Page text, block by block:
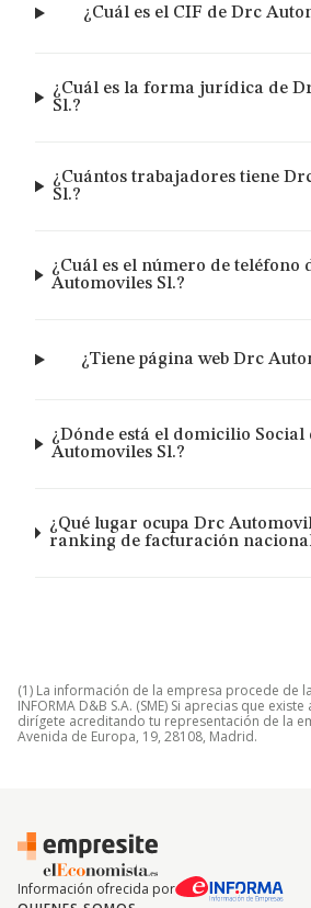
¿Cuál es el CIF de Drc
¿Cuál es la forma jurídica de
Sl.?
¿Cuántos trabajadores tiene
Sl.?
¿Cuál es el número de teléfono
Automoviles Sl.?
¿Tiene página web Drc
¿Dónde está el domicilio Social
Automoviles Sl.?
¿Qué lugar ocupa Drc
ranking de facturación
(1) La información de la empresa procede de
INFORMA D&B S.A. (SME) Si aprecias que
dirígete acreditando tu representación de la
Avenida de Europa, 19, 28108, Madrid.
Información ofrecida por